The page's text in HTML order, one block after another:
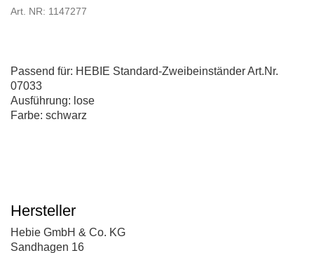
Art. NR: 1147277
Passend für: HEBIE Standard-Zweibeinständer Art.Nr.
07033
Ausführung: lose
Farbe: schwarz
Hersteller
Hebie GmbH & Co. KG
Sandhagen 16